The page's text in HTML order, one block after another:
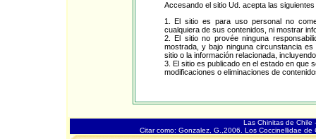
Accesando el sitio Ud. acepta las
1. El sitio es para uso personal no
cualquiera de sus contenidos, ni mostrar
2. El sitio no provée ninguna
mostrada, y bajo ninguna circunstancia
sitio o la información relacionada,
3. El sitio es publicado en el estado en que
modificaciones o eliminaciones de
Las Chinitas de Chile
Citar como: Gonzalez, G.,2006. Los Coccinellidae